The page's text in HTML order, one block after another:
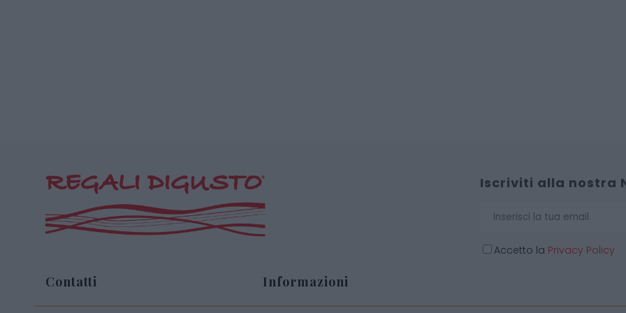
Iscriviti alla nostra
Accetto la Privacy Policy
Contatti Informazioni